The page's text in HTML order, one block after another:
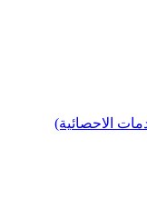
الاحصائية)